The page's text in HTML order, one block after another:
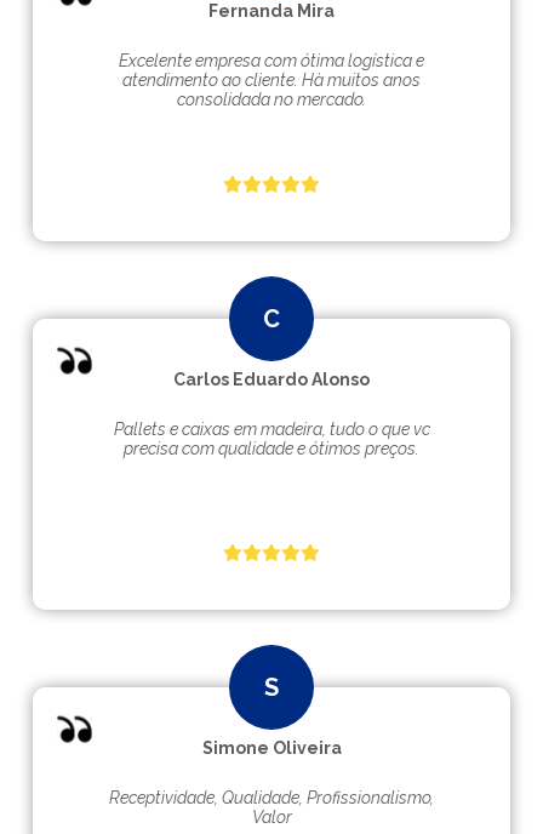
Fernanda Mira
Excelente empresa com ótima logística e
atendimento ao cliente. Hà muitos anos
consolidada no mercado.
Carlos Eduardo Alonso
Pallets e caixas em madeira, tudo o que vc
precisa com qualidade e ótimos preços.
Simone Oliveira
Receptividade, Qualidade, Profissionalismo,
Valor